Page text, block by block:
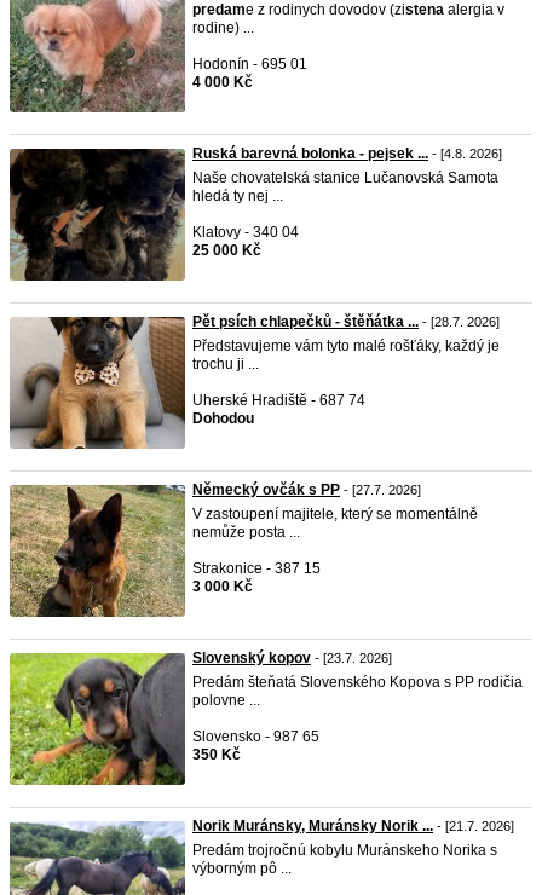
predame z rodinych dovodov (zistena alergia v
rodine) ...
Hodonín - 695 01
4 000 Kč
Ruská barevná bolonka - pejsek ... - [4.8. 2026]
Naše chovatelská stanice Lučanovská Samota
hledá ty nej ...
Klatovy - 340 04
25 000 Kč
Pět psích chlapečků - štěňátka ... - [28.7. 2026]
Představujeme vám tyto malé rošťáky, každý je
trochu ji ...
Uherské Hradiště - 687 74
Dohodou
Německý ovčák s PP - [27.7. 2026]
V zastoupení majitele, který se momentálně
nemůže posta ...
Strakonice - 387 15
3 000 Kč
Slovenský kopov - [23.7. 2026]
Predám šteňatá Slovenského Kopova s PP rodičia
polovne ...
Slovensko - 987 65
350 Kč
Norik Muránsky, Muránsky Norik ... - [21.7. 2026]
Predám trojročnú kobylu Muránskeho Norika s
výborným pô ...